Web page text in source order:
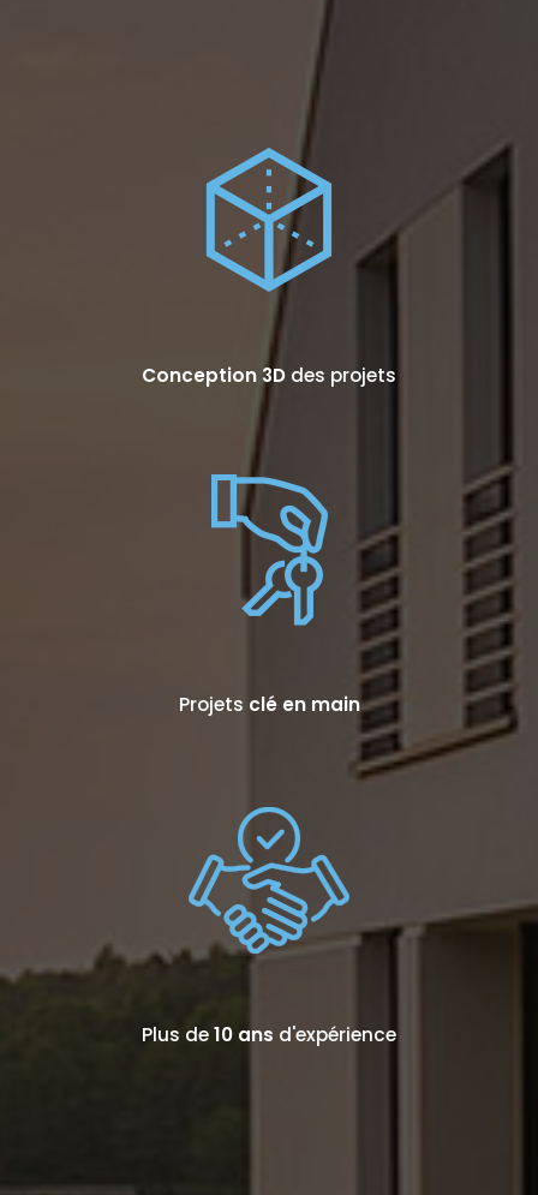
Conception 3D des projets
Projets clé en main
Plus de10 ans d'expérience